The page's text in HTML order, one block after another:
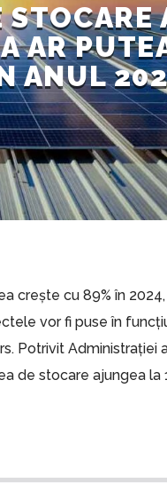
STOCARE
AR
ANUL
crește cu 89% în
vor fi puse în
Potrivit Administrației
de stocare ajungea la